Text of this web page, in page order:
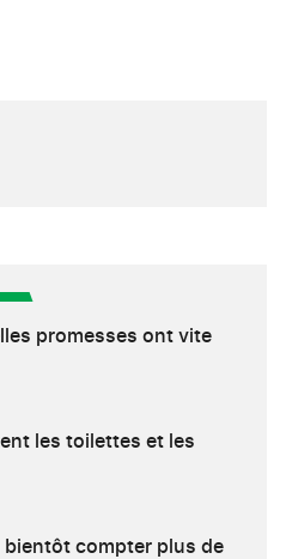
promesses ont vite
les toilettes et les
bientôt compter plus de